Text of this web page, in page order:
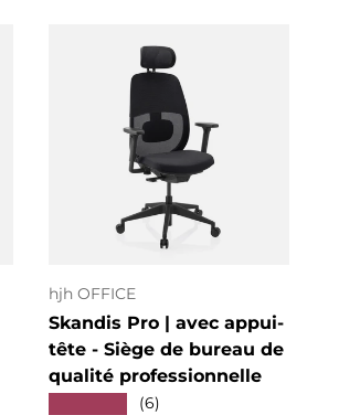
hjh OFFICE
Skandis Pro | avec appui-
tête - Siège de bureau de
qualité professionnelle
(6)
Choisir les options